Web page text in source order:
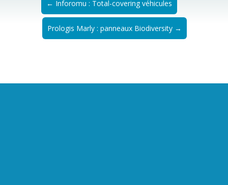
← Inforomu : Total-covering véhicules
Prologis Marly : panneaux Biodiversity →